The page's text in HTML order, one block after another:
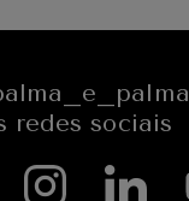
redes sociais